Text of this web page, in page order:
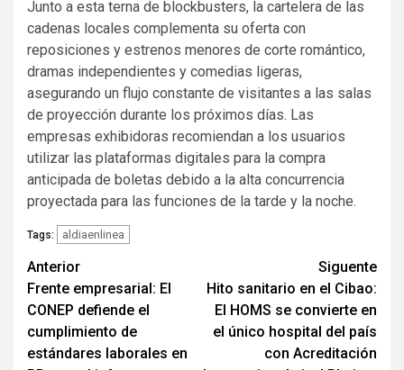
Junto a esta terna de blockbusters, la cartelera de las
cadenas locales complementa su oferta con
reposiciones y estrenos menores de corte romántico,
dramas independientes y comedias ligeras,
asegurando un flujo constante de visitantes a las salas
de proyección durante los próximos días. Las
empresas exhibidoras recomiendan a los usuarios
utilizar las plataformas digitales para la compra
anticipada de boletas debido a la alta concurrencia
proyectada para las funciones de la tarde y la noche.
Tags: aldiaenlinea
Navegación
de
entradas
Anterior
Frente empresarial: El
CONEP defiende el
cumplimiento de
estándares laborales en
Siguente
Hito sanitario en el Cibao:
El HOMS se convierte en
el único hospital del país
con Acreditación